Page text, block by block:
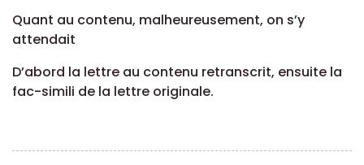
Quant au contenu, malheureusement, on s’y
attendait
D’abord la lettre au contenu retranscrit, ensuite la
fac-simili de la lettre originale.